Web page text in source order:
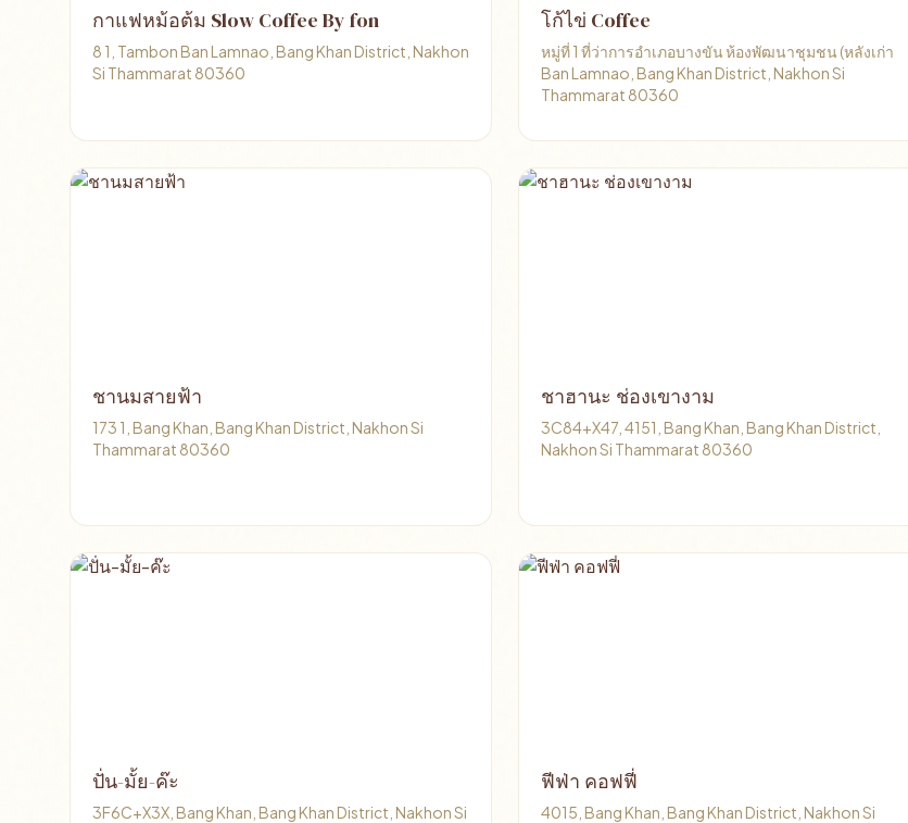
กาแฟหม้อต้ม Slow Coffee By fon
8 1, Tambon Ban Lamnao, Bang Khan District, Nakhon
Si Thammarat 80360
โก้ไข่ Coffee
หมู่ที่ 1 ที่ว่าการอำเภอบางขัน ห้องพัฒนาชุมชน (หลังเก่า
Ban Lamnao, Bang Khan District, Nakhon Si
Thammarat 80360
ชานมสายฟ้า
173 1, Bang Khan, Bang Khan District, Nakhon Si
Thammarat 80360
ชาฮานะ ช่องเขางาม
3C84+X47, 4151, Bang Khan, Bang Khan District,
Nakhon Si Thammarat 80360
ปั่น-มั้ย-ค๊ะ
3F6C+X3X, Bang Khan, Bang Khan District, Nakhon Si
ฟีฟ่า คอฟฟี่
4015, Bang Khan, Bang Khan District, Nakhon Si